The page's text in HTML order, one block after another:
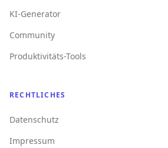
KI-Generator
Community
Produktivitäts-Tools
RECHTLICHES
Datenschutz
Impressum